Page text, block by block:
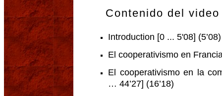
Contenido del video
Introduction [0 ... 5'08] (5’08)
El cooperativismo en
El cooperativismo en la
… 44’27] (16’18)